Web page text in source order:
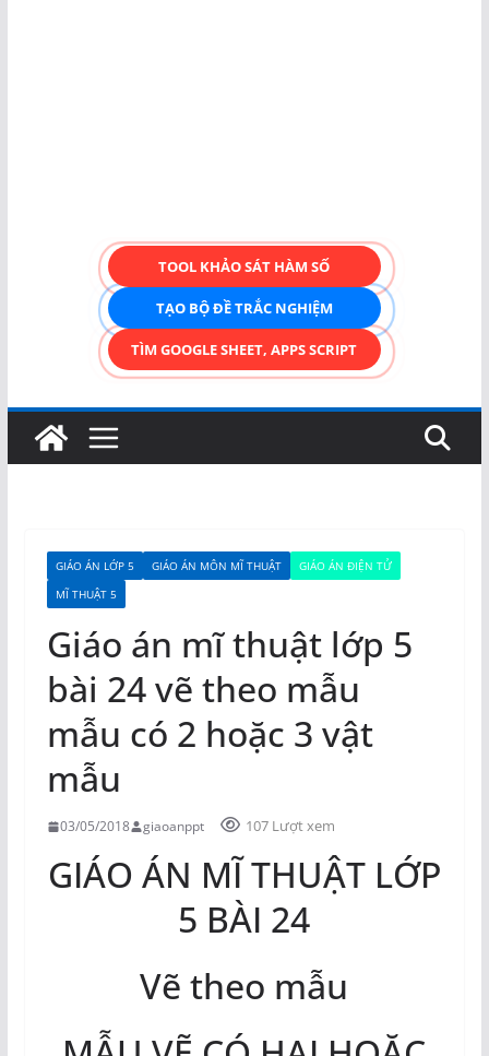
TOOL KHẢO SÁT HÀM SỐ
TẠO BỘ ĐỀ TRẮC NGHIỆM
TÌM GOOGLE SHEET, APPS SCRIPT
GIÁO ÁN LỚP 5 GIÁO ÁN MÔN MĨ THUẬT
GIÁO ÁN ĐIỆN TỬ
MĨ THUẬT 5
Giáo án mĩ thuật lớp 5
bài 24 vẽ theo mẫu
mẫu có 2 hoặc 3 vật
mẫu
03/05/2018 giaoanppt 107 Lượt xem
GIÁO ÁN MĨ THUẬT LỚP
5 BÀI 24
Vẽ theo mẫu